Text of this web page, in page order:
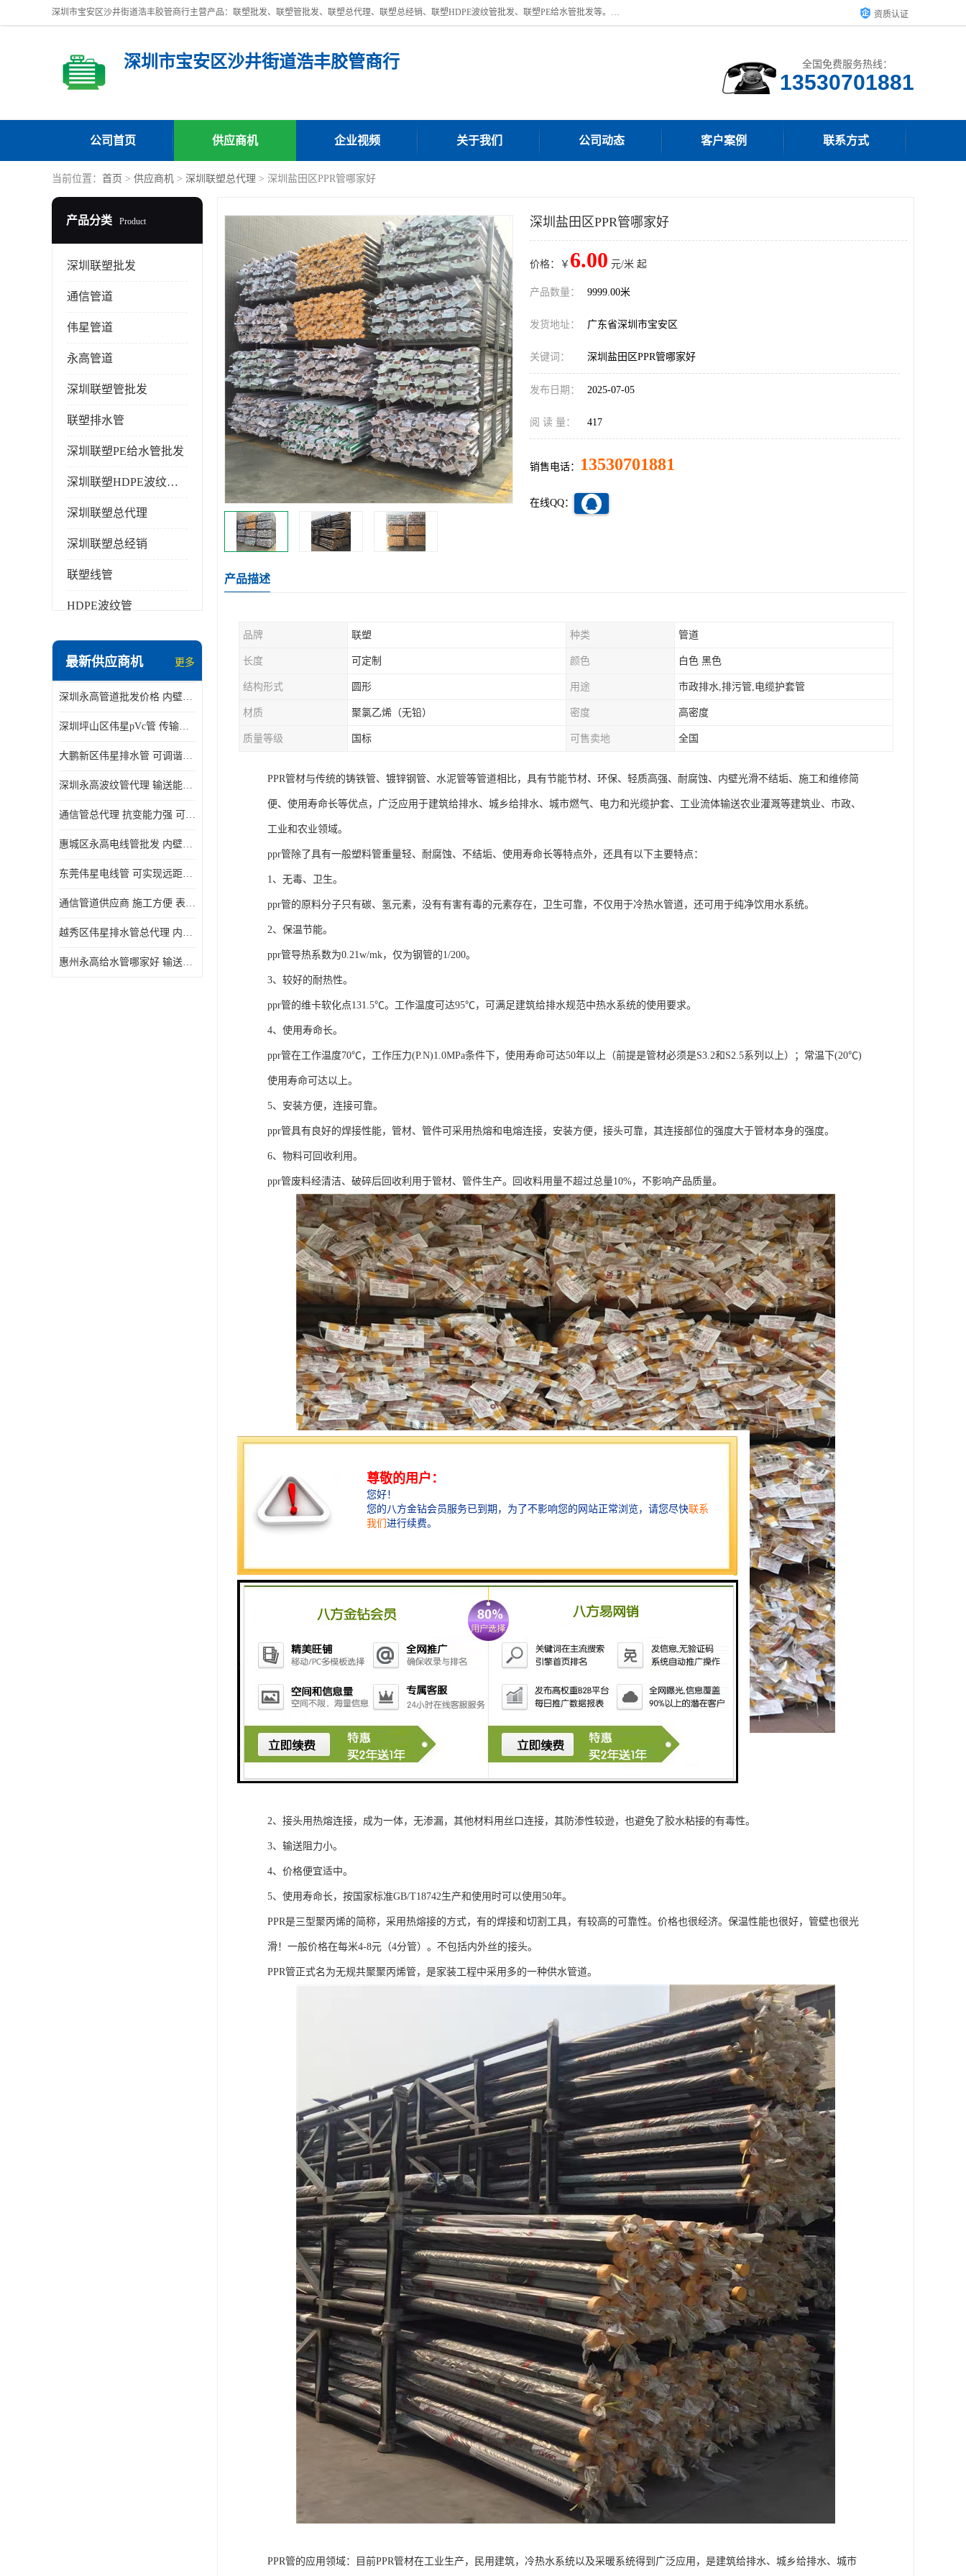
深圳市宝安区沙井街道浩丰胶管商行主营产品：联塑批发、联塑管批发、联塑总代理、联塑总经销、联塑HDPE波纹管批发、联塑PE给水管批发等。凭借服务以及多年的勤奋拼搏，发展成为一家销售各种管材管件，绝缘电工套管及配件等系列产品的贸易公司。公司秉承“顾客至上，锐意进取”的经营理念，坚持“客户至上”原则为广大客户提供的服务。欢迎惠顾！ 资质认证
深圳市宝安区沙井街道浩丰胶管商行 全国免费服务热线：
公司首页 供应商机 企业视频 关于我们 公司动态 客户案例 联系方式
当前位置： 首页 > 供应商机 > 深圳联塑总代理 > 深圳盐田区PPR管哪家好
产品分类 Product
深圳联塑批发
通信管道
伟星管道
永高管道
深圳联塑管批发
联塑排水管
深圳联塑PE给水管批发
深圳联塑HDPE波纹管批发
深圳联塑总代理
深圳联塑总经销
联塑线管
HDPE波纹管
最新供应商机 更多
深圳永高管道批发价格 内壁光滑 抗震性能好
深圳坪山区伟星pVc管 传输损耗小 频率稳定性好
大鹏新区伟星排水管 可调谐性好 大功率 效率高
深圳永高波纹管代理 输送能力强 可以承受高温
通信管总代理 抗变能力强 可耐强震 扭曲
惠城区永高电线管批发 内壁光滑 抗震性能好
东莞伟星电线管 可实现远距离通信 频率稳定性好
通信管道供应商 施工方便 表面电阻系数大
越秀区伟星排水管总代理 内部表面光滑 大功率 效率高
惠州永高给水管哪家好 输送能力强 方便施工和运输
深圳盐田区PPR管哪家好
价格：￥ 6.00 元/米 起
产品数量： 9999.00米
发货地址： 广东省深圳市宝安区
关键词： 深圳盐田区PPR管哪家好
发布日期： 2025-07-05
阅 读 量： 417
销售电话： 13530701881
在线QQ：
产品描述
品牌 联塑 种类 管道
长度 可定制 颜色 白色 黑色
结构形式 圆形 用途 市政排水,排污管,电缆护套管
材质 聚氯乙烯（无铅） 密度 高密度
质量等级 国标 可售卖地 全国
PPR管材与传统的铸铁管、镀锌钢管、水泥管等管道相比，具有节能节材、环保、轻质高强、耐腐蚀、内壁光滑不结垢、施工和维修简
便、使用寿命长等优点，广泛应用于建筑给排水、城乡给排水、城市燃气、电力和光缆护套、工业流体输送农业灌溉等建筑业、市政、
工业和农业领域。
ppr管除了具有一般塑料管重量轻、耐腐蚀、不结垢、使用寿命长等特点外，还具有以下主要特点：
1、无毒、卫生。
ppr管的原料分子只有碳、氢元素，没有有害有毒的元素存在，卫生可靠，不仅用于冷热水管道，还可用于纯净饮用水系统。
2、保温节能。
ppr管导热系数为0.21w/mk，仅为钢管的1/200。
3、较好的耐热性。
ppr管的维卡软化点131.5℃。工作温度可达95℃，可满足建筑给排水规范中热水系统的使用要求。
4、使用寿命长。
ppr管在工作温度70℃，工作压力(P.N)1.0MPa条件下，使用寿命可达50年以上（前提是管材必须是S3.2和S2.5系列以上）；常温下(20℃)
使用寿命可达以上。
5、安装方便，连接可靠。
ppr管具有良好的焊接性能，管材、管件可采用热熔和电熔连接，安装方便，接头可靠，其连接部位的强度大于管材本身的强度。
6、物料可回收利用。
ppr管废料经清洁、破碎后回收利用于管材、管件生产。回收料用量不超过总量10%，不影响产品质量。
2、接头用热熔连接，成为一体，无渗漏，其他材料用丝口连接，其防渗性较逊，也避免了胶水粘接的有毒性。
3、输送阻力小。
4、价格便宜适中。
5、使用寿命长，按国家标准GB/T18742生产和使用时可以使用50年。
PPR是三型聚丙烯的简称，采用热熔接的方式，有的焊接和切割工具，有较高的可靠性。价格也很经济。保温性能也很好，管壁也很光
滑！一般价格在每米4-8元（4分管）。不包括内外丝的接头。
PPR管正式名为无规共聚聚丙烯管，是家装工程中采用多的一种供水管道。
PPR管的应用领域：目前PPR管材在工业生产，民用建筑，冷热水系统以及采暖系统得到广泛应用，是建筑给排水、城乡给排水、城市